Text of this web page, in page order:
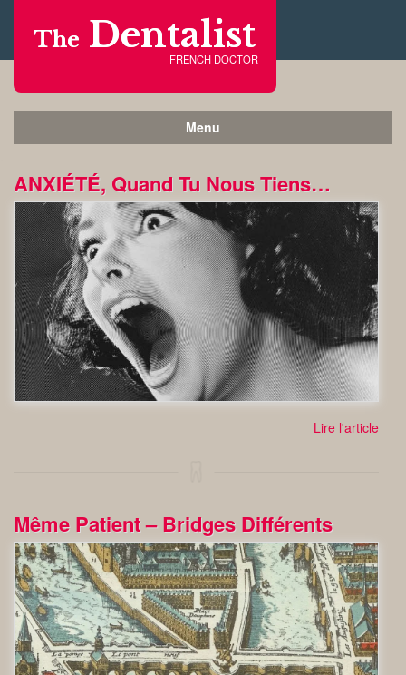
The Dentalist
FRENCH DOCTOR
Menu
ANXIÉTÉ, Quand Tu Nous Tiens…
Lire l'article
Même Patient – Bridges Différents